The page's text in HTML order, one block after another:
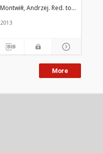
Montwiłł, Andrzej. Red. tomu
2013
More